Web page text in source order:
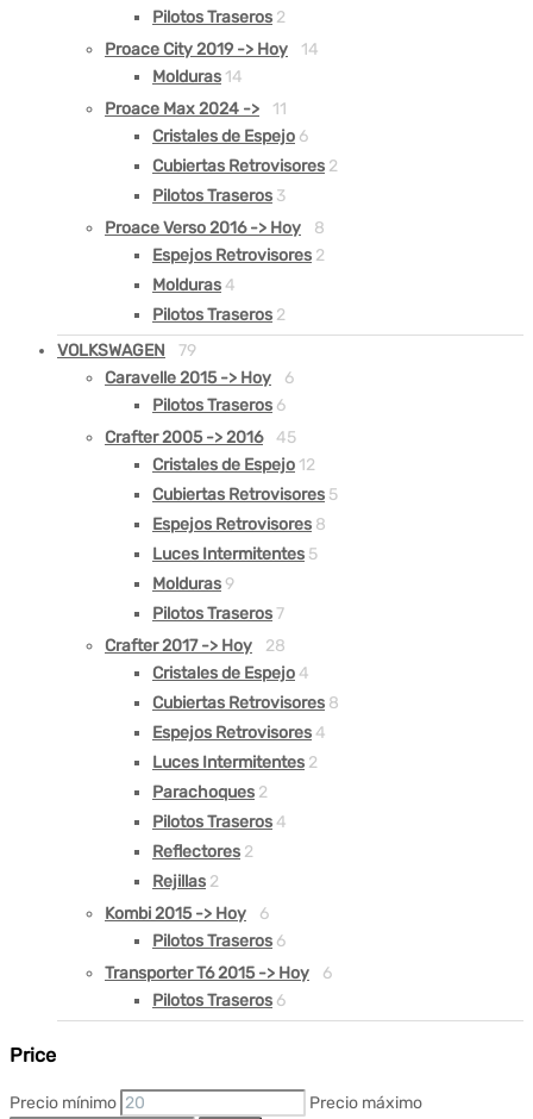
Pilotos Traseros 2
Proace City 2019 -> Hoy
14
Molduras 14
Proace Max 2024 ->
11
Cristales de Espejo 6
Cubiertas Retrovisores 2
Pilotos Traseros 3
Proace Verso 2016 -> Hoy
8
Espejos Retrovisores 2
Molduras 4
Pilotos Traseros 2
VOLKSWAGEN
79
Caravelle 2015 -> Hoy
6
Pilotos Traseros 6
Crafter 2005 -> 2016
45
Cristales de Espejo 12
Cubiertas Retrovisores 5
Espejos Retrovisores 8
Luces Intermitentes 5
Molduras 9
Pilotos Traseros7
Crafter 2017 -> Hoy
28
Cristales de Espejo 4
Cubiertas Retrovisores 8
Espejos Retrovisores 4
Luces Intermitentes 2
Parachoques 2
Pilotos Traseros 4
Reflectores 2
Rejillas 2
Kombi 2015 -> Hoy
6
Pilotos Traseros 6
Transporter T6 2015 -> Hoy
6
Pilotos Traseros 6
Price
Precio mínimo
Precio máximo